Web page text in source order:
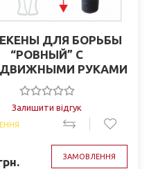
ДЛЯ БОРЬБЫ
“РОВНЫЙ” С
РУКАМИ
150, 25-30 кг
(11051005)
Залишити відгук
ЗАМОВЛЕННЯ